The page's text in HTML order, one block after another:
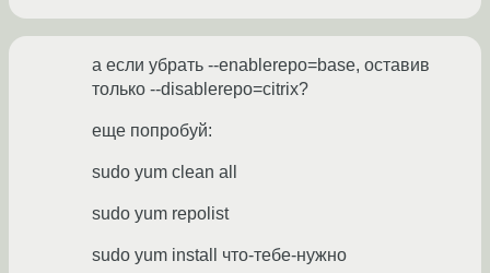
а если убрать --enablerepo=base, оставив
только --disablerepo=citrix?
еще попробуй:
sudo yum clean all
sudo yum repolist
sudo yum install что-тебе-нужно